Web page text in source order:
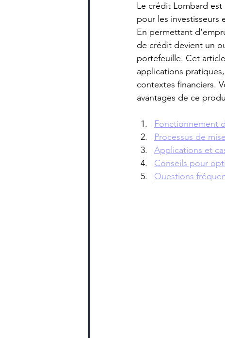
Le crédit Lombard
pour les investisseurs
En permettant
de crédit devient un
portefeuille. Cet
applications
contextes financiers.
avantages de ce
Fonctionnement
Processus de
Applications et
Conseils pour
Questions